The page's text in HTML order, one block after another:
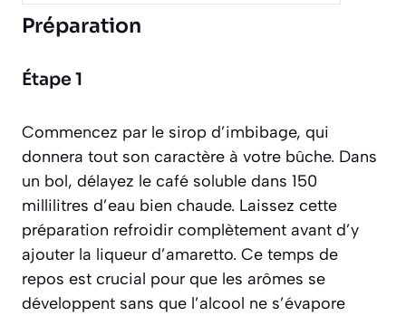
Préparation
Étape 1
Commencez par le sirop d’imbibage, qui
donnera tout son caractère à votre bûche. Dans
un bol, délayez le café soluble dans 150
millilitres d’eau bien chaude. Laissez cette
préparation refroidir complètement avant d’y
ajouter la liqueur d’amaretto. Ce temps de
repos est crucial pour que les arômes se
développent sans que l’alcool ne s’évapore